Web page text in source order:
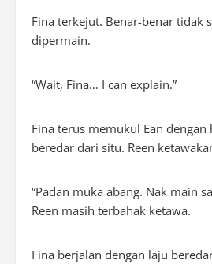
Fina terkejut. Benar-benar tidak
dipermain.
“Wait, Fina… I can explain.”
Fina terus memukul Ean dengan
beredar dari situ. Reen
“Padan muka abang. Nak main
Reen masih terbahak ketawa.
Fina berjalan dengan laju